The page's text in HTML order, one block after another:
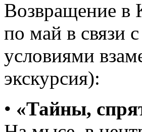
Возвращение в
по май в связи
условиями
экскурсия):
• «Тайны,